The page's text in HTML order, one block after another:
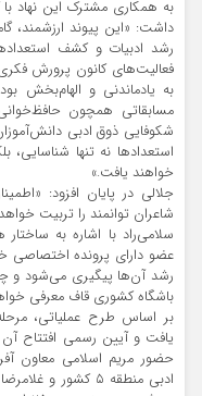
به همکاری مشترک این نهاد
داشت: «این پیوند ارزشمند،
رشد ادبیات و کشف
فعالیت‌های کانون پرورش
به یادماندنی و الهام‌بخش
مسابقاتی همچون
شکوفایی ذوق ادبی
استعدادها نه تنها
خواهند یافت.»
جلالی در پایان افزود:
شاعران توانمند را تربیت
سلامی‌راد با اشاره به
عضو دارای پرونده اختصاصی
رشد آن‌ها پیگیری می‌شود و
باشگاه کشوری قاف معرفی
بر اساس طرح عملیاتی،
حضور مریم اسلامی معاون
ادبی منطقه ۵